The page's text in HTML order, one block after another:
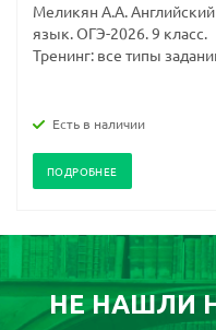
Меликян А.А. Английский
язык. ОГЭ-2026. 9 класс.
Тренинг: все типы
Есть в наличии
ПОДРОБНЕЕ
НЕ НАШЛИ